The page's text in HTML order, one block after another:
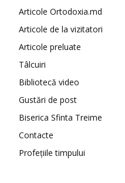
Articole Ortodoxia.md
Articole de la vizitatori
Articole preluate
Tâlcuiri
Bibliotecă video
Gustări de post
Biserica Sfinta Treime
Contacte
Profețiile timpului